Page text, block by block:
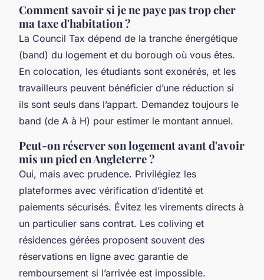
Comment savoir si je ne paye pas trop cher
ma taxe d'habitation ?
La Council Tax dépend de la tranche énergétique
(band) du logement et du borough où vous êtes.
En colocation, les étudiants sont exonérés, et les
travailleurs peuvent bénéficier d’une réduction si
ils sont seuls dans l’appart. Demandez toujours le
band (de A à H) pour estimer le montant annuel.
Peut-on réserver son logement avant d'avoir
mis un pied en Angleterre ?
Oui, mais avec prudence. Privilégiez les
plateformes avec vérification d’identité et
paiements sécurisés. Évitez les virements directs à
un particulier sans contrat. Les coliving et
résidences gérées proposent souvent des
réservations en ligne avec garantie de
remboursement si l’arrivée est impossible.